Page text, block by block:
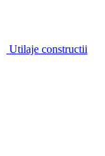
Utilaje constructii